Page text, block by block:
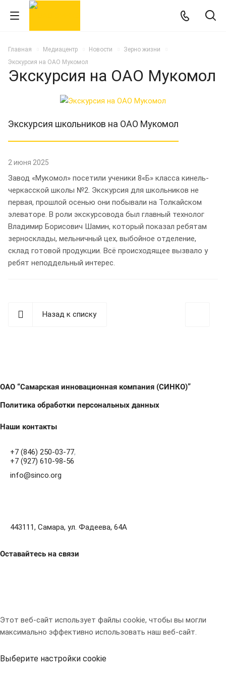
Главная Медиацентр Новости
Зерно жизни
Экскурсия на ОАО Мукомол
Экскурсия на ОАО Мукомол
Экскурсия школьников на ОАО Мукомол
2 июня 2025
Завод «Мукомол» посетили ученики 8«Б» класса кинель-
черкасской школы №2. Экскурсия для школьников не
первая, прошлой осенью они побывали на Толкайском
элеваторе. В роли экскурсовода был главный технолог
Владимир Борисович Шамин, который показал ребятам
зерносклады, мельничный цех, выбойное отделение,
склад готовой продукции. Всё происходящее вызвало у
ребят неподдельный интерес.
Назад к списку
ОАО “Самарская инновационная компания (СИНКО)”
Политика обработки персональных данных
Наши контакты
+7 (846) 250-03-77,
+7 (927) 610-98-56
info@sinco.org
443111, Самара, ул. Фадеева, 64А
Оставайтесь на связи
Этот веб-сайт использует файлы cookie, чтобы вы могли
максимально эффективно использовать наш веб-сайт.
Выберите настройки cookie